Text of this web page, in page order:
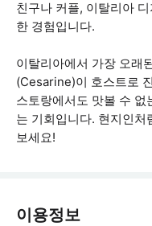
친구나 커플, 이탈리아
한 경험입니다.
이탈리아에서 가장 오래
(Cesarine)이 호스트로
스토랑에서도 맛볼 수 없
는 기회입니다. 현지인처
보세요!
이용정보